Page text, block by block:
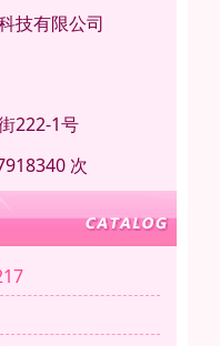
技有限公司
222-1号
次